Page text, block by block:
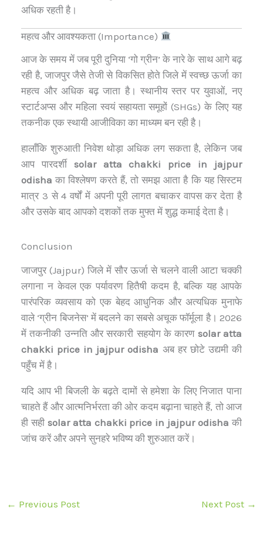
अधिक रहती है।
महत्व और आवश्यकता (Importance)
आज के समय में जब पूरी दुनिया ‘गो ग्रीन’ के नारे के साथ आगे बढ़
रही है, जाजपुर जैसे तेजी से विकसित होते जिले में स्वच्छ ऊर्जा का
महत्व और अधिक बढ़ जाता है। स्थानीय स्तर पर युवाओं, नए
स्टार्टअप्स और महिला स्वयं सहायता समूहों (SHGs) के लिए यह
तकनीक एक स्थायी आजीविका का माध्यम बन रही है।
हालाँकि शुरुआती निवेश थोड़ा अधिक लग सकता है, लेकिन जब
आप पारदर्शी solar atta chakki price in jajpur
odisha का विश्लेषण करते हैं, तो समझ आता है कि यह सिस्टम
मात्र 3 से 4 वर्षों में अपनी पूरी लागत बचाकर वापस कर देता है
और उसके बाद आपको दशकों तक मुफ्त में शुद्ध कमाई देता है।
Conclusion
जाजपुर (Jajpur) जिले में सौर ऊर्जा से चलने वाली आटा चक्की
लगाना न केवल एक पर्यावरण हितैषी कदम है, बल्कि यह आपके
पारंपरिक व्यवसाय को एक बेहद आधुनिक और अत्यधिक मुनाफे
वाले ‘ग्रीन बिजनेस’ में बदलने का सबसे अचूक फॉर्मूला है। 2026
में तकनीकी उन्नति और सरकारी सहयोग के कारण solar atta
chakki price in jajpur odisha अब हर छोटे उद्यमी की
पहुँच में है।
यदि आप भी बिजली के बढ़ते दामों से हमेशा के लिए निजात पाना
चाहते हैं और आत्मनिर्भरता की ओर कदम बढ़ाना चाहते हैं, तो आज
ही सही solar atta chakki price in jajpur odisha की
जांच करें और अपने सुनहरे भविष्य की शुरुआत करें।
← Previous Post Next Post →